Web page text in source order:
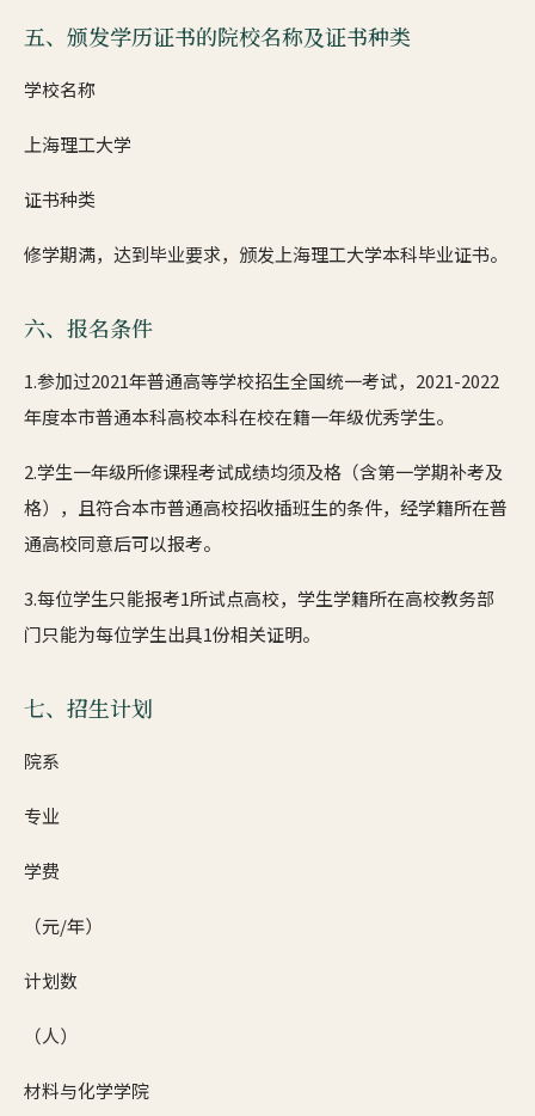
五、颁发学历证书的院校名称及证书种类
学校名称
上海理工大学
证书种类
修学期满，达到毕业要求，颁发上海理工大学本科毕业证书。
六、报名条件
1.参加过2021年普通高等学校招生全国统一考试，2021-2022
年度本市普通本科高校本科在校在籍一年级优秀学生。
2.学生一年级所修课程考试成绩均须及格（含第一学期补考及
格），且符合本市普通高校招收插班生的条件，经学籍所在普
通高校同意后可以报考。
3.每位学生只能报考1所试点高校，学生学籍所在高校教务部
门只能为每位学生出具1份相关证明。
七、招生计划
院系
专业
学费
（元/年）
计划数
（人）
材料与化学学院